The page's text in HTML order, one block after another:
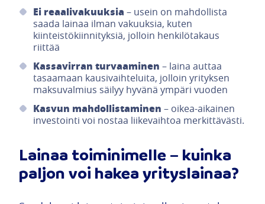
Ei reaalivakuuksia – usein on mahdollista
saada lainaa ilman vakuuksia, kuten
kiinteistökiinnityksiä, jolloin henkilötakaus
riittää
Kassavirran turvaaminen – laina auttaa
tasaamaan kausivaihteluita, jolloin yrityksen
maksuvalmius säilyy hyvänä ympäri vuoden
Kasvun mahdollistaminen – oikea-aikainen
investointi voi nostaa liikevaihtoa merkittävästi.
Lainaa toiminimelle – kuinka
paljon voi hakea yrityslainaa?